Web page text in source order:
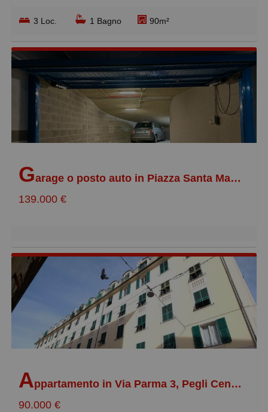
3 Loc. 1 Bagno 90m²
Garage o posto auto in Piazza Santa Maria Immacolata s.n.c., Pegli Centro
139.000 €
Appartamento in Via Parma 3, Pegli Centro
90.000 €